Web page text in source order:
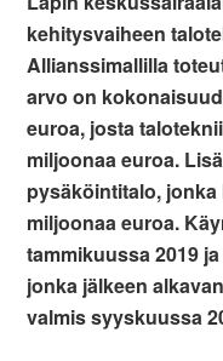
kehitysvaiheen
Allianssimallilla
arvo on
euroa, josta
miljoonaa euroa.
pysäköintitalo,
miljoonaa euroa.
tammikuussa 2019
jonka jälkeen
valmis syyskuussa